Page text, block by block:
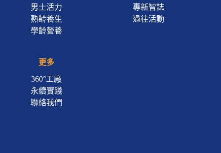
男士活力
熟齡養生
學齡營養
專新智誌
過往活動
更多
360°工廠
永續實踐
聯絡我們